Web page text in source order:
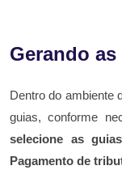
Gerando
Dentro do ambiente
guias, conforme
selecione as
Pagamento de